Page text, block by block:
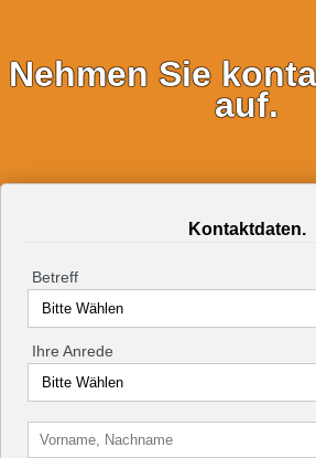
Nehmen Sie
auf.
Kontaktdaten.
Betreff
Ihre Anrede